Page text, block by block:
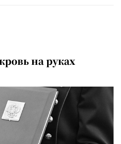
на руках